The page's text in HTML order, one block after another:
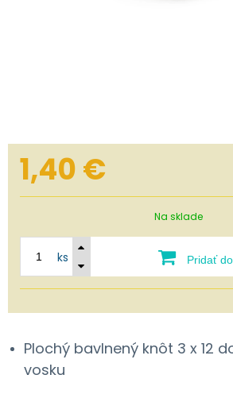
1,40€
Na sklade
ks Pridať
Plochý bavlnený knôt 3 x 12
vosku